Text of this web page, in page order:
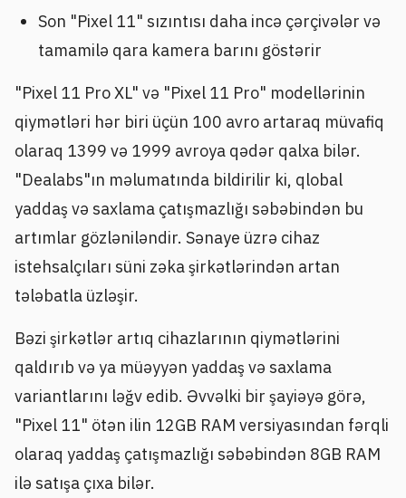
Son "Pixel 11" sızıntısı daha incə çərçivələr və
tamamilə qara kamera barını göstərir
"Pixel 11 Pro XL" və "Pixel 11 Pro" modellərinin
qiymətləri hər biri üçün 100 avro artaraq müvafiq
olaraq 1399 və 1999 avroya qədər qalxa bilər.
"Dealabs"ın məlumatında bildirilir ki, qlobal
yaddaş və saxlama çatışmazlığı səbəbindən bu
artımlar gözləniləndir. Sənaye üzrə cihaz
istehsalçıları süni zəka şirkətlərindən artan
tələbatla üzləşir.
Bəzi şirkətlər artıq cihazlarının qiymətlərini
qaldırıb və ya müəyyən yaddaş və saxlama
variantlarını ləğv edib. Əvvəlki bir şayiəyə görə,
"Pixel 11" ötən ilin 12GB RAM versiyasından fərqli
olaraq yaddaş çatışmazlığı səbəbindən 8GB RAM
ilə satışa çıxa bilər.